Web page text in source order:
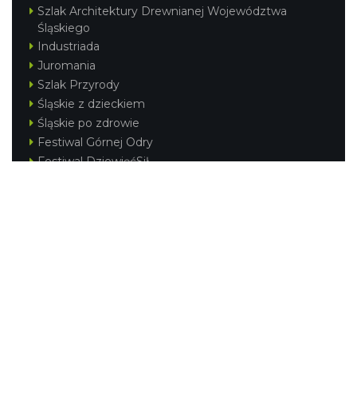
Szlak Architektury Drewnianej Województwa
Śląskiego
Industriada
Juromania
Szlak Przyrody
Śląskie z dzieckiem
Śląskie po zdrowie
Festiwal Górnej Odry
Festiwal DziewięćSił